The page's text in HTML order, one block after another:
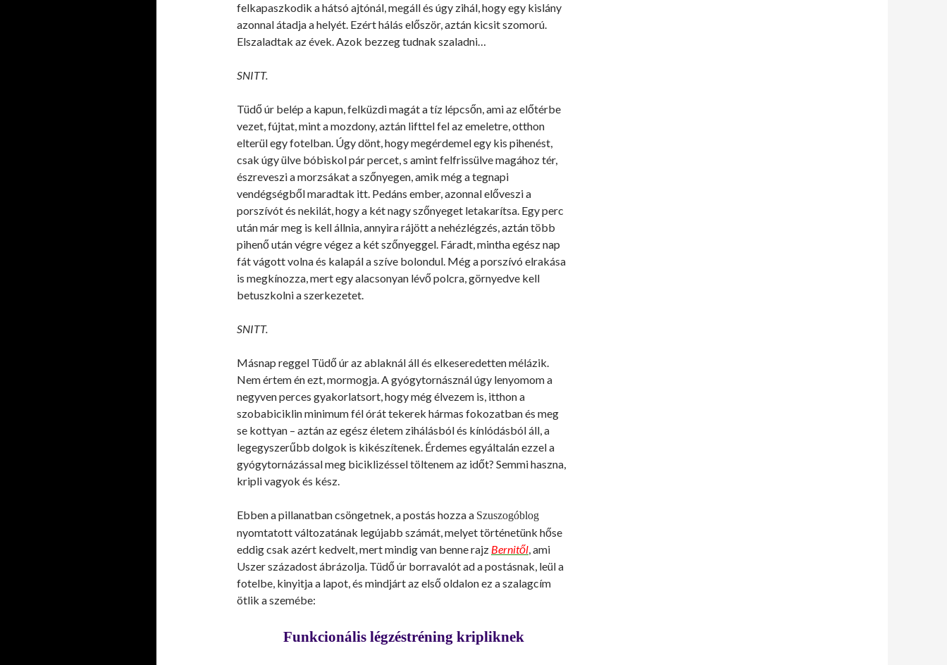
felkapaszkodik a hátsó ajtónál, megáll és úgy zihál, hogy egy kislány
azonnal átadja a helyét. Ezért hálás először, aztán kicsit szomorú.
Elszaladtak az évek. Azok bezzeg tudnak szaladni…
SNITT.
Tüdő úr belép a kapun, felküzdi magát a tíz lépcsőn, ami az előtérbe
vezet, fújtat, mint a mozdony, aztán lifttel fel az emeletre, otthon
elterül egy fotelban. Úgy dönt, hogy megérdemel egy kis pihenést,
csak úgy ülve bóbiskol pár percet, s amint felfrissülve magához tér,
észreveszi a morzsákat a szőnyegen, amik még a tegnapi
vendégségből maradtak itt. Pedáns ember, azonnal előveszi a
porszívót és nekilát, hogy a két nagy szőnyeget letakarítsa. Egy perc
után már meg is kell állnia, annyira rájött a nehézlégzés, aztán több
pihenő után végre végez a két szőnyeggel. Fáradt, mintha egész nap
fát vágott volna és kalapál a szíve bolondul. Még a porszívó elrakása
is megkínozza, mert egy alacsonyan lévő polcra, görnyedve kell
betuszkolni a szerkezetet.
SNITT.
Másnap reggel Tüdő úr az ablaknál áll és elkeseredetten mélázik.
Nem értem én ezt, mormogja. A gyógytornásznál úgy lenyomom a
negyven perces gyakorlatsort, hogy még élvezem is, itthon a
szobabiciklin minimum fél órát tekerek hármas fokozatban és meg
se kottyan – aztán az egész életem zihálásból és kínlódásból áll, a
legegyszerűbb dolgok is kikészítenek. Érdemes egyáltalán ezzel a
gyógytornázással meg biciklizéssel töltenem az időt? Semmi haszna,
kripli vagyok és kész.
Ebben a pillanatban csöngetnek, a postás hozza a Szuszogóblog
nyomtatott változatának legújabb számát, melyet történetünk hőse
eddig csak azért kedvelt, mert mindig van benne rajz Bernitől, ami
Uszer századost ábrázolja. Tüdő úr borravalót ad a postásnak, leül a
fotelbe, kinyitja a lapot, és mindjárt az első oldalon ez a szalagcím
ötlik a szemébe:
Funkcionális légzéstréning kripliknek